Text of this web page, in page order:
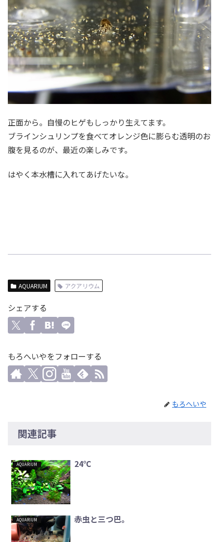
正面から。自慢のヒゲもしっかり生えてます。
ブラインシュリンプを食べてオレンジ色に膨らむ透明のお
腹を見るのが、最近の楽しみです。
はやく本水槽に入れてあげたいな。
AQUARIUM アクアリウム
シェアする
もろへいやをフォローする
もろへいや
関連記事
AQUARIUM 24℃
AQUARIUM 赤虫と三つ巴。